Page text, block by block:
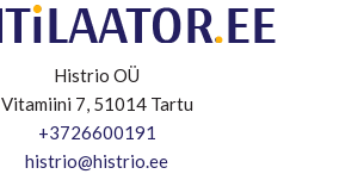
Histrio OÜ
Vitamiini 7, 51014 Tartu
+3726600191
histrio@histrio.ee